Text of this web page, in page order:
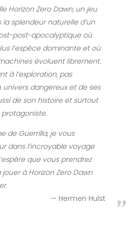
Horizon Zero Dawn, un jeu
splendeur naturelle d’un
post-apocalyptique où
l’espèce dominante et où
évoluent librement.
à l’exploration, pas
dangereux et de ses
de son histoire et surtout
protagoniste.
de Guerrilla, je vous
dans l’incroyable voyage
que vous prendrez
à Horizon Zero Dawn
Hermen Hulst